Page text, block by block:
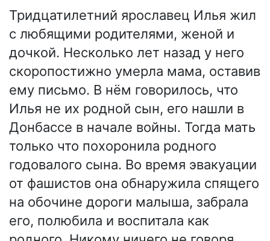
Тридцатилетний ярославец Илья жил
с любящими родителями, женой и
дочкой. Несколько лет назад у него
скоропостижно умерла мама, оставив
ему письмо. В нём говорилось, что
Илья не их родной сын, его нашли в
Донбассе в начале войны. Тогда мать
только что похоронила родного
годовалого сына. Во время эвакуации
от фашистов она обнаружила спящего
на обочине дороги малыша, забрала
его, полюбила и воспитала как